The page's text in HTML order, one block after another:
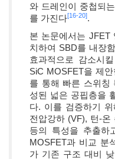
와 드레인이 중첩되
를 가진다[16-20].
본 논문에서는 JFET
치하여 SBD를 내장
효과적으로 감소시
SiC MOSFET을 제
를 통해 빠른 스위칭
성된 넓은 공핍층을
다. 이를 검증하기
전압강하 (VF), 턴-온
등의 특성을 추출
MOSFET과 비교 분
가 기존 구조 대비